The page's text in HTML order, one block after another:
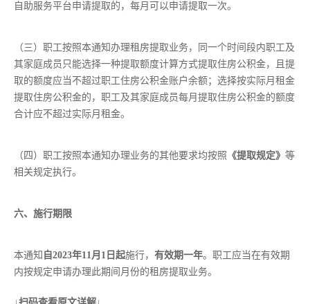
自助服务平台申请提取的，每月可以申请提取一次。
（三）职工按照本通知办理租房提取业务，同一个时间段内职工及
其家庭成员只能选择一种提取额度计算方式提取住房公积金，且提
取的额度应当不超过职工住房公积金账户余额；选择按实际月租金
提取住房公积金的，职工及其家庭成员每月提取住房公积金的额度
合计应不超过实际月租金。
（四）职工按照本通知办理业务的其他要求均按照 《提取规定》 等
相关规定执行。
六、施行期限
本通知 自2023年11月1日起施行， 有效期一年。职工应当在有效期
内按规定申请办理此期间月份的租房提取业务。